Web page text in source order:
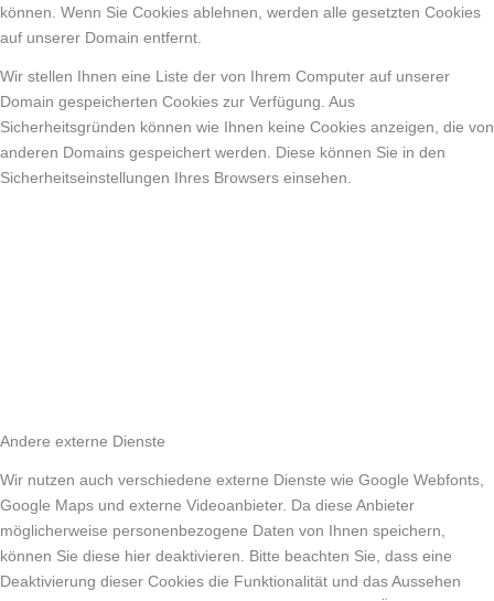
können. Wenn Sie Cookies ablehnen, werden alle gesetzten Cookies
auf unserer Domain entfernt.
Wir stellen Ihnen eine Liste der von Ihrem Computer auf unserer
Domain gespeicherten Cookies zur Verfügung. Aus
Sicherheitsgründen können wie Ihnen keine Cookies anzeigen, die von
anderen Domains gespeichert werden. Diese können Sie in den
Sicherheitseinstellungen Ihres Browsers einsehen.
Andere externe Dienste
Wir nutzen auch verschiedene externe Dienste wie Google Webfonts,
Google Maps und externe Videoanbieter. Da diese Anbieter
möglicherweise personenbezogene Daten von Ihnen speichern,
können Sie diese hier deaktivieren. Bitte beachten Sie, dass eine
Deaktivierung dieser Cookies die Funktionalität und das Aussehen